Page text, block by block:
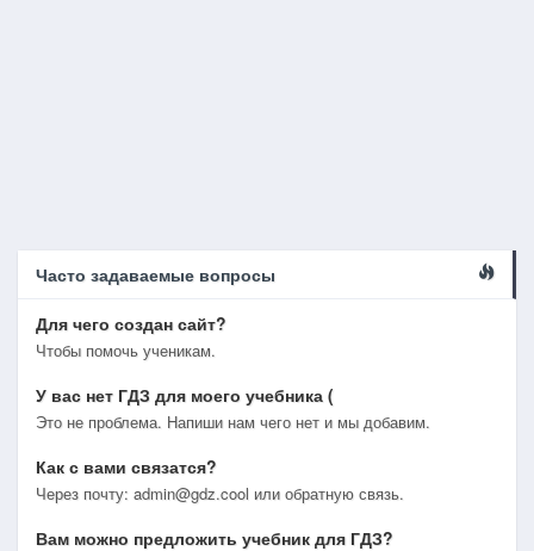
Часто задаваемые вопросы
Для чего создан сайт?
Чтобы помочь ученикам.
У вас нет ГДЗ для моего учебника (
Это не проблема. Напиши нам чего нет и мы добавим.
Как с вами связатся?
Через почту: admin@gdz.cool или обратную связь.
Вам можно предложить учебник для ГДЗ?